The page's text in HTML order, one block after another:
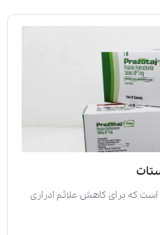
داروهایی است که برای کاهش علائم ادراری